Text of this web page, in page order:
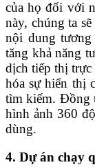
của họ đối với
này, chúng ta
nội dung tương
tăng khả năng
dịch tiếp thị
hóa sự hiển thị
tìm kiếm. Đồng
hình ảnh 360
dùng.
4. Dự án chạy